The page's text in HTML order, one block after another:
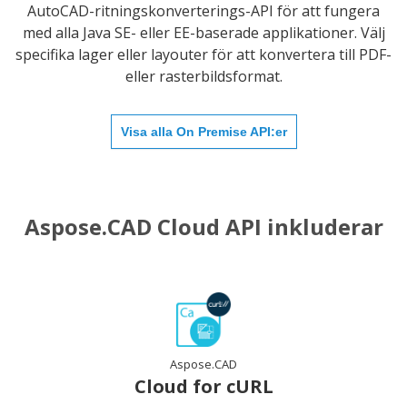
AutoCAD-ritningskonverterings-API för att fungera
med alla Java SE- eller EE-baserade applikationer. Välj
specifika lager eller layouter för att konvertera till PDF-
eller rasterbildsformat.
Visa alla On Premise API:er
Aspose.CAD Cloud API inkluderar
Aspose.CAD
Cloud for cURL